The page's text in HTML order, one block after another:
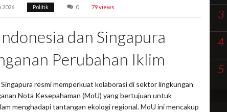
2026 Politik 0 79 views
dan Singapura
Perubahan Iklim
resmi memperkuat kolaborasi di sektor lingkungan
Nota Kesepahaman (MoU) yang bertujuan untuk
menghadapi tantangan ekologi regional. MoU ini mencakup
3
4
5